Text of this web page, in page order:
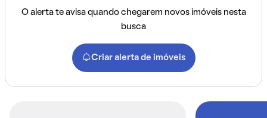
O alerta te avisa quando chegarem novos imóveis nesta
busca
Criar alerta de imóveis